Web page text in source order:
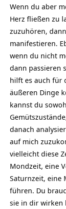
Wenn du aber
Herz fließen zu
zuzuhören,
manifestieren.
wenn du nicht
dann passieren
hilft es auch für
äußeren Dinge
kannst du
danach
auf mich
vielleicht diese
Mondzeit, eine
Saturnzeit, eine
führen. Du
sie in dir wirken